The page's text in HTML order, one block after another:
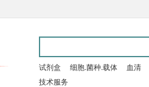
试剂盒 细胞.菌种.载体 血清
技术服务